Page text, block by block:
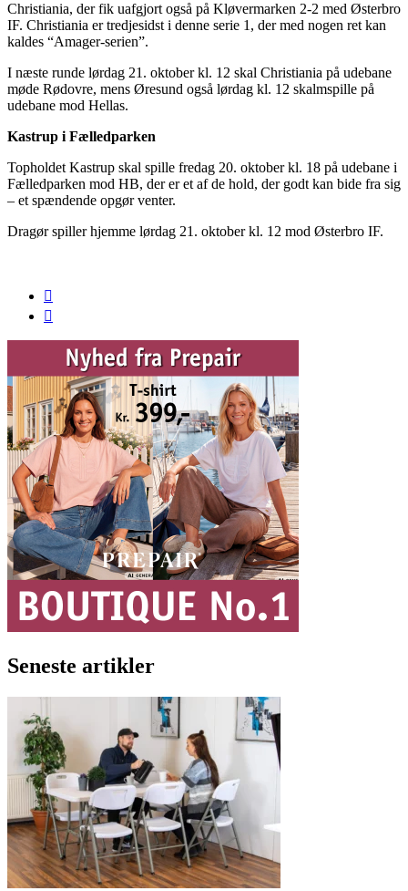
Christiania, der fik uafgjort også på Kløvermarken 2-2 med Østerbro
IF. Christiania er tredjesidst i denne serie 1, der med nogen ret kan
kaldes “Amager-serien”.
I næste runde lørdag 21. oktober kl. 12 skal Christiania på udebane
møde Rødovre, mens Øresund også lørdag kl. 12 skalmspille på
udebane mod Hellas.
Kastrup i Fælledparken
Topholdet Kastrup skal spille fredag 20. oktober kl. 18 på udebane i
Fælledparken mod HB, der er et af de hold, der godt kan bide fra sig
– et spændende opgør venter.
Dragør spiller hjemme lørdag 21. oktober kl. 12 mod Østerbro IF.
Seneste artikler